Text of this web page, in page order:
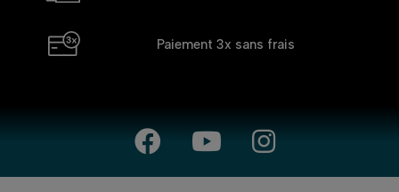
Paiement 3x sans frais